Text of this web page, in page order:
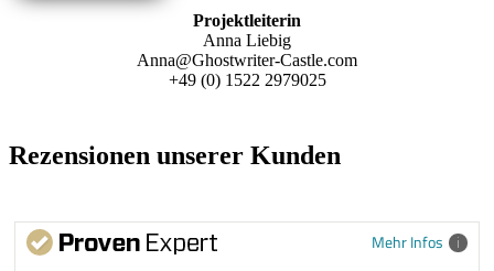
Projektleiterin
Anna Liebig
Anna@Ghostwriter-Castle.com
+49 (0) 1522 2979025
Rezensionen unserer Kunden
Mehr Infos